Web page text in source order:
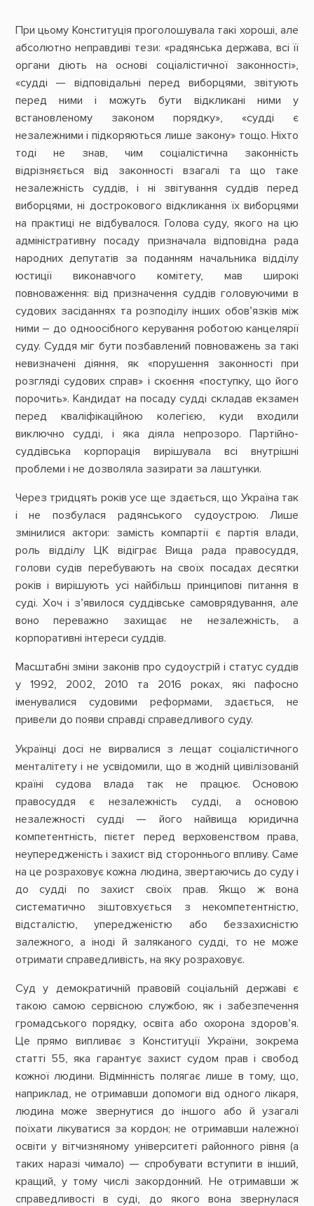
При цьому Конституція проголошувала такі хороші, але
абсолютно неправдиві тези: «радянська держава, всі її
органи діють на основі соціалістичної законності»,
«судді — відповідальні перед виборцями, звітують
перед ними і можуть бути відкликані ними у
встановленому законом порядку», «судді є
незалежними і підкоряються лише закону» тощо. Ніхто
тоді не знав, чим соціалістична законність
відрізняється від законності взагалі та що таке
незалежність суддів, і ні звітування суддів перед
виборцями, ні дострокового відкликання їх виборцями
на практиці не відбувалося. Голова суду, якого на цю
адміністративну посаду призначала відповідна рада
народних депутатів за поданням начальника відділу
юстиції виконавчого комітету, мав широкі
повноваження: від призначення суддів головуючими в
судових засіданнях та розподілу інших обов’язків між
ними – до одноосібного керування роботою канцелярії
суду. Суддя міг бути позбавлений повноважень за такі
невизначені діяння, як «порушення законності при
розгляді судових справ» і скоєння «поступку, що його
порочить». Кандидат на посаду судді складав екзамен
перед кваліфікаційною колегією, куди входили
виключно судді, і яка діяла непрозоро. Партійно-
суддівська корпорація вирішувала всі внутрішні
проблеми і не дозволяла зазирати за лаштунки.
Через тридцять років усе ще здається, що Україна так
і не позбулася радянського судоустрою. Лише
змінилися актори: замість компартії є партія влади,
роль відділу ЦК відіграє Вища рада правосуддя,
голови судів перебувають на своїх посадах десятки
років і вирішують усі найбільш принципові питання в
суді. Хоч і з’явилося суддівське самоврядування, але
воно переважно захищає не незалежність, а
корпоративні інтереси суддів.
Масштабні зміни законів про судоустрій і статус суддів
у 1992, 2002, 2010 та 2016 роках, які пафосно
іменувалися судовими реформами, здається, не
привели до появи справді справедливого суду.
Українці досі не вирвалися з лещат соціалістичного
менталітету і не усвідомили, що в жодній цивілізованій
країні судова влада так не працює. Основою
правосуддя є незалежність судді, а основою
незалежності судді — його найвища юридична
компетентність, пієтет перед верховенством права,
неупередженість і захист від стороннього впливу. Саме
на це розраховує кожна людина, звертаючись до суду і
до судді по захист своїх прав. Якщо ж вона
систематично зіштовхується з некомпетентністю,
відсталістю, упередженістю або беззахисністю
залежного, а іноді й заляканого судді, то не може
отримати справедливість, на яку розраховує.
Суд у демократичній правовій соціальній державі є
такою самою сервісною службою, як і забезпечення
громадського порядку, освіта або охорона здоров’я.
Це прямо випливає з Конституції України, зокрема
статті 55, яка гарантує захист судом прав і свобод
кожної людини. Відмінність полягає лише в тому, що,
наприклад, не отримавши допомоги від одного лікаря,
людина може звернутися до іншого або й узагалі
поїхати лікуватися за кордон; не отримавши належної
освіти у вітчизняному університеті районного рівня (а
таких наразі чимало) — спробувати вступити в інший,
кращий, у тому числі закордонний. Не отримавши ж
справедливості в суді, до якого вона звернулася